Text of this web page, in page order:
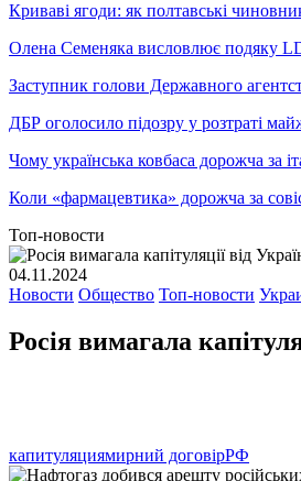
Криваві ягоди: як полтавські
Олена Семеняка висловлює подяку
Заступник голови Державного
ДБР оголосило підозру у розтраті
Чому українська ковбаса дорожча за
Коли «фармацевтика» дорожча за
Топ-новости
04.11.2024
Новости Общество Топ-новости
Росія вимагала
капитуляциямирний договірРФ